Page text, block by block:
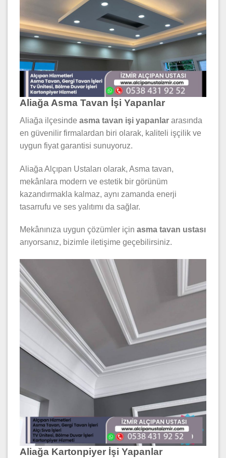
Aliağa Asma Tavan İşi Yapanlar
Aliağa ilçesinde asma tavan işi yapanlar arasında
en güvenilir firmalardan biri olarak, kaliteli işçilik ve
uygun fiyat garantisi sunuyoruz.
Aliağa Alçıpan Ustaları olarak, Asma tavan,
mekânlara modern ve estetik bir görünüm
kazandırmakla kalmaz, aynı zamanda enerji
tasarrufu ve ses yalıtımı da sağlar.
Mekânınıza uygun çözümler için asma tavan ustası
arıyorsanız, bizimle iletişime geçebilirsiniz.
Aliağa Kartonpiyer İşi Yapanlar